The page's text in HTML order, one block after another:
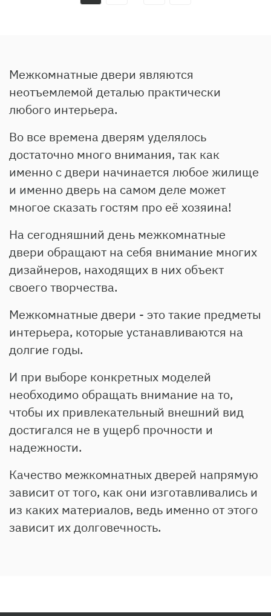
Межкомнатные двери являются
неотъемлемой деталью практически
любого интерьера.
Во все времена дверям уделялось
достаточно много внимания, так как
именно с двери начинается любое жилище
и именно дверь на самом деле может
многое сказать гостям про её хозяина!
На сегодняшний день межкомнатные
двери обращают на себя внимание многих
дизайнеров, находящих в них объект
своего творчества.
Межкомнатные двери - это такие предметы
интерьера, которые устанавливаются на
долгие годы.
И при выборе конкретных моделей
необходимо обращать внимание на то,
чтобы их привлекательный внешний вид
достигался не в ущерб прочности и
надежности.
Качество межкомнатных дверей напрямую
зависит от того, как они изготавливались и
из каких материалов, ведь именно от этого
зависит их долговечность.